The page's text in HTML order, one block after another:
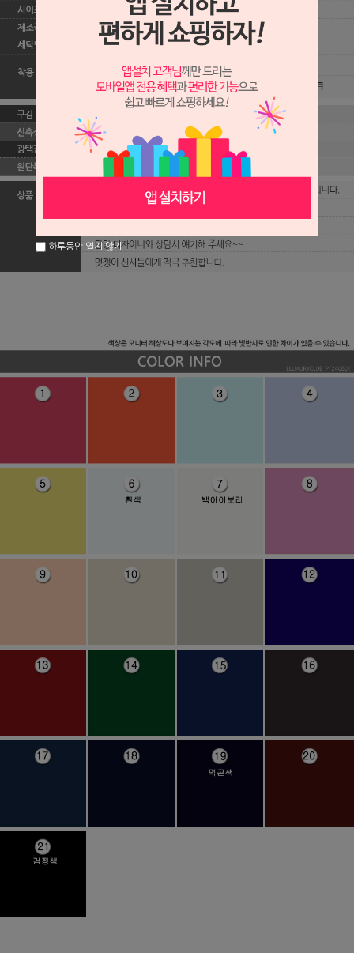
하루동안 열지 않기